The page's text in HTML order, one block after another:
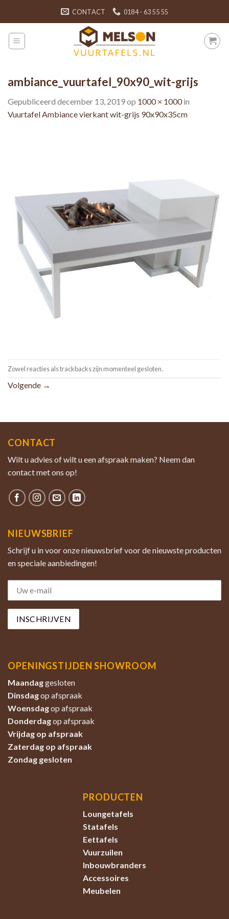
content
CONTACT 0184 - 63 55 55
ambiance_vuurtafel_90x90_wit-grijs
Gepubliceerd december 13, 2019op 1000 × 1000in
Vuurtafel Ambiance vierkant wit-grijs 90x90x35cm
Zowel reacties als trackbacks zijn momenteel gesloten.
Volgende →
CONTACT
Wilt u advies of wilt u een afspraak maken? Neem dan
contact met ons op!
NIEUWSBRIEF
Schrijf u in voor onze nieuwsbrief voor de nieuwste producten
en speciale aanbiedingen!
OPENINGSTIJDEN SHOWROOM
Maandaggesloten
Dinsdagop afspraak
Woensdagop afspraak
Donderdagop afspraak
Vrijdag op afspraak
Zaterdag op afspraak
Zondag gesloten
PRODUCTEN
Loungetafels
Statafels
Eettafels
Vuurzuilen
Inbouwbranders
Accessoires
Meubelen